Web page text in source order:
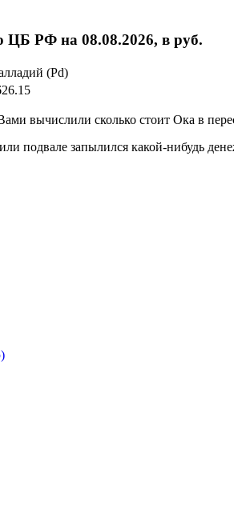
ЦБ РФ на 08.08.2026, в руб.
(Pd)
вычислили сколько стоит Ока в
подвале запылился какой-нибудь